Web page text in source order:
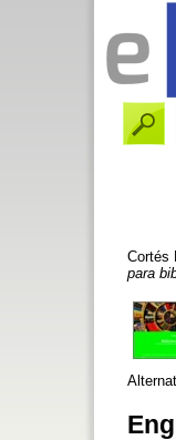
Cortés
para